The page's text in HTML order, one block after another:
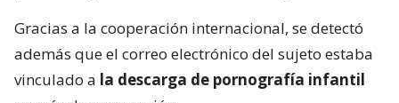
Gracias a la cooperación internacional, se detectó
además que el correo electrónico del sujeto estaba
vinculado a la descarga de pornografía infantil